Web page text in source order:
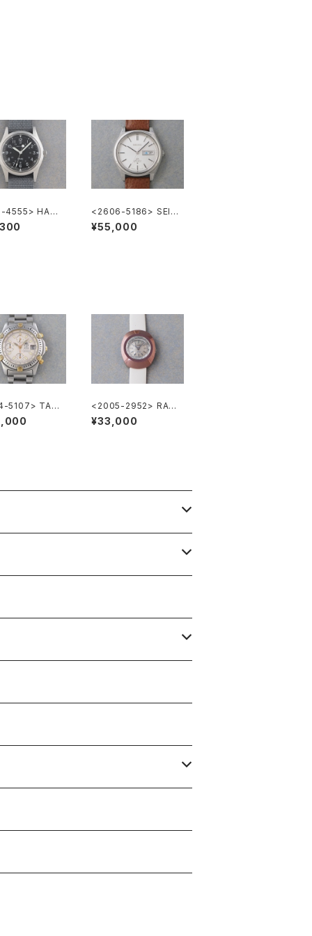
4555> HAMIL
<2606-5186> SEIK
O LORD MATIC
¥55,000
5107> TAGH
2000 C
<2005-2952> RADO
BALVBOA
¥33,000